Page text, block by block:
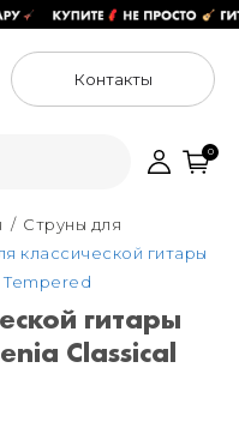
Контакты
36с15,
0
Струны для
классической гитары
Tempered
гитары
Classical